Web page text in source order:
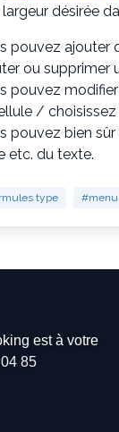
largeur désirée
pouvez ajouter
ou supprimer
pouvez
/ choisissez
pouvez bien
etc. du texte.
type #menu
est à votre
85